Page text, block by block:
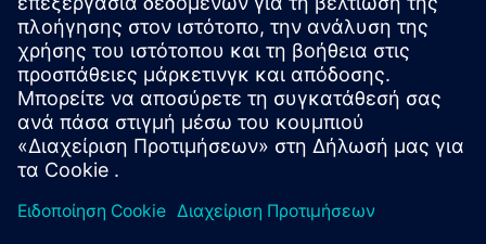
Κυβερνοασφάλεια για τη βιομηχανία
Πληροφορίες Ασφαλείας
Προκειμένου να προστατευθούν τα εργοστάσια, τα
συστήματα, οι μηχανές και τα δίκτυα από απειλές στον
διατηρηθεί συνεχώς - μια ολιστική, υπερσύγχρονη έννοια